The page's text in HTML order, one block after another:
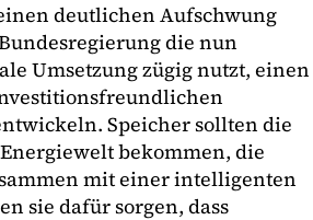
deutlichen Aufschwung
die nun
Umsetzung zügig nutzt, einen
Speicher sollten die
bekommen, die
mit einer intelligenten
sie dafür sorgen, dass